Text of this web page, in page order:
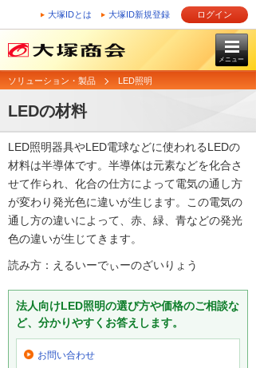
大塚IDとは 大塚ID新規登録 ログイン
メニュー
ソリューション・製品 LED照明
LEDの材料
LED照明器具やLED電球などに使われるLEDの
材料は半導体です。半導体は元素などを化合さ
せて作られ、化合の仕方によって電気の通し方
が変わり発光色に違いが生じます。この電気の
通し方の違いによって、赤、緑、青などの発光
色の違いが生じてきます。
読み方：えるいーでぃーのざいりょう
法人向けLED照明の選び方や価格のご相談な
ど、分かりやすくお答えします。
お問い合わせ